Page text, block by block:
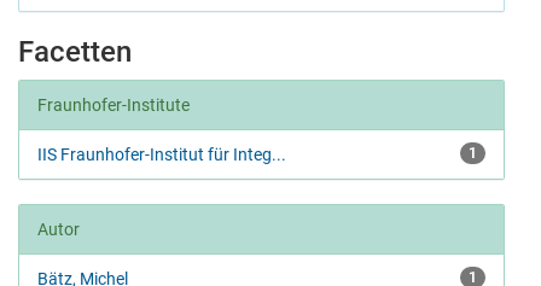
Facetten
Fraunhofer-Institute
1
IIS Fraunhofer-Institut für Integ...
Autor
1
Bätz, Michel